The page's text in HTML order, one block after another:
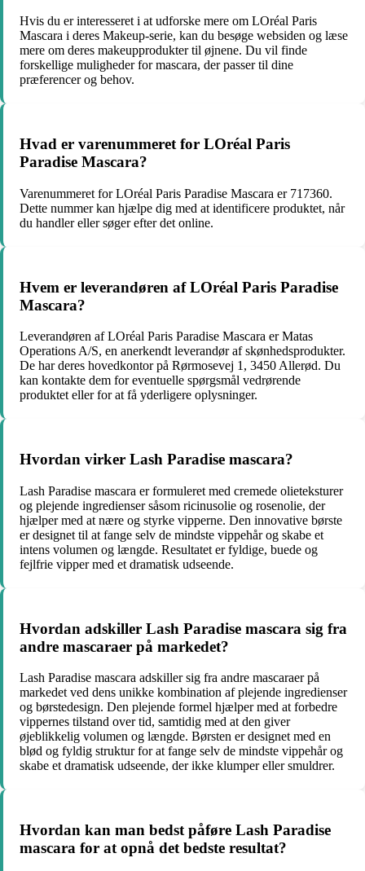
Hvis du er interesseret i at udforske mere om LOréal Paris
Mascara i deres Makeup-serie, kan du besøge websiden og læse
mere om deres makeupprodukter til øjnene. Du vil finde
forskellige muligheder for mascara, der passer til dine
præferencer og behov.
Hvad er varenummeret for LOréal Paris
Paradise Mascara?
Varenummeret for LOréal Paris Paradise Mascara er 717360.
Dette nummer kan hjælpe dig med at identificere produktet, når
du handler eller søger efter det online.
Hvem er leverandøren af LOréal Paris Paradise
Mascara?
Leverandøren af LOréal Paris Paradise Mascara er Matas
Operations A/S, en anerkendt leverandør af skønhedsprodukter.
De har deres hovedkontor på Rørmosevej 1, 3450 Allerød. Du
kan kontakte dem for eventuelle spørgsmål vedrørende
produktet eller for at få yderligere oplysninger.
Hvordan virker Lash Paradise mascara?
Lash Paradise mascara er formuleret med cremede olieteksturer
og plejende ingredienser såsom ricinusolie og rosenolie, der
hjælper med at nære og styrke vipperne. Den innovative børste
er designet til at fange selv de mindste vippehår og skabe et
intens volumen og længde. Resultatet er fyldige, buede og
fejlfrie vipper med et dramatisk udseende.
Hvordan adskiller Lash Paradise mascara sig fra
andre mascaraer på markedet?
Lash Paradise mascara adskiller sig fra andre mascaraer på
markedet ved dens unikke kombination af plejende ingredienser
og børstedesign. Den plejende formel hjælper med at forbedre
vippernes tilstand over tid, samtidig med at den giver
øjeblikkelig volumen og længde. Børsten er designet med en
blød og fyldig struktur for at fange selv de mindste vippehår og
skabe et dramatisk udseende, der ikke klumper eller smuldrer.
Hvordan kan man bedst påføre Lash Paradise
mascara for at opnå det bedste resultat?